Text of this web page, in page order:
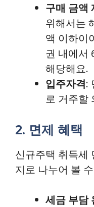
구매 금액
위해서는
액 이하이
권 내에서
해당해요.
입주자격:
로 거주할
2. 면제 혜택
신규주택 취득세
지로 나누어 볼
세금 부담